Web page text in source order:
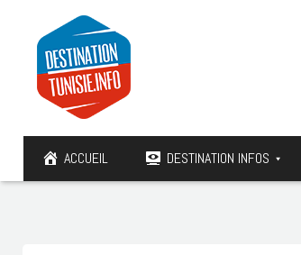
ACCUEIL DESTINATION INFOS